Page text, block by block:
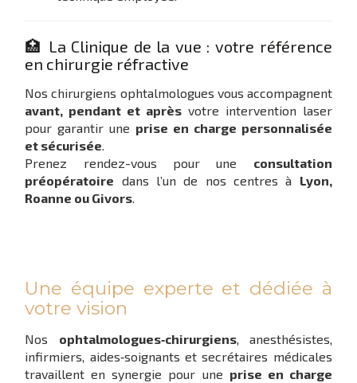
🏥 La Clinique de la vue : votre référence
en chirurgie réfractive
Nos chirurgiens ophtalmologues vous accompagnent
avant, pendant et après votre intervention laser
pour garantir une prise en charge personnalisée
et sécurisée.
Prenez rendez-vous pour une consultation
préopératoire dans l’un de nos centres à Lyon,
Roanne ou Givors.
Une équipe experte et dédiée à
votre vision
Nos ophtalmologues‑chirurgiens, anesthésistes,
infirmiers, aides‑soignants et secrétaires médicales
travaillent en synergie pour une prise en charge